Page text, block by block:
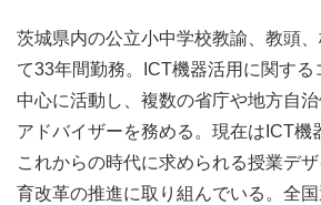
茨城県内の公立小中学校教諭、教頭
て33年間勤務。ICT機器活用に関する
中心に活動し、複数の省庁や地方自
アドバイザーを務める。現在はICT機
これからの時代に求められる授業デ
育改革の推進に取り組んでいる。全